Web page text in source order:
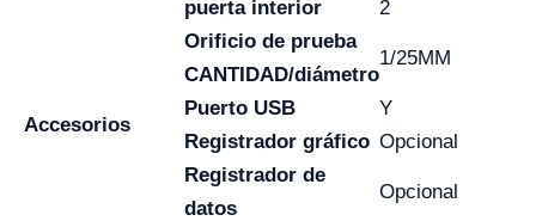
Accesorios
puerta interior
2
Orificio de prueba
CANTIDAD/diámetro
1/25MM
Puerto USB
Y
Registrador gráfico Opcional
Registrador de
datos
Opcional